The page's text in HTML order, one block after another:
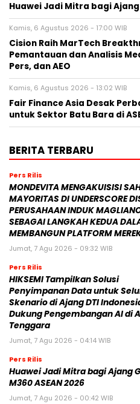
Huawei Jadi Mitra bagi Ajang
Kamis, 6 Agustus 2026 - 17:00 WIB
Cision Raih MarTech
Pemantauan dan Analisis
Pers, dan AEO
Kamis, 6 Agustus 2026 - 13:02 WIB
Fair Finance Asia Desak
untuk Sektor Batu Bara di
BERITA TERBARU
Pers Rilis
MONDEVITA MENGAKUISISI
MAYORITAS DI UNDERSCORE
PERUSAHAAN INDUK
SEBAGAI LANGKAH KEDUA
MEMBANGUN PLATFORM
Jumat, 7 Agu 2026 - 09:32 WIB
Pers Rilis
HIKSEMI Tampilkan Solusi
Penyimpanan Data untuk
Skenario di Ajang DTI
Dukung Pengembangan AI di
Tenggara
Jumat, 7 Agu 2026 - 04:14 WIB
Pers Rilis
Huawei Jadi Mitra bagi Ajang
M360 ASEAN 2026
Jumat, 7 Agu 2026 - 00:42 WIB